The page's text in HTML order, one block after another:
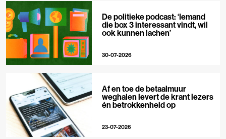
De politieke podcast: ‘Iemand
die box 3 interessant vindt, wil
ook kunnen lachen’
30-07-2026
Af en toe de betaalmuur
weghalen levert de krant lezers
én betrokkenheid op
23-07-2026